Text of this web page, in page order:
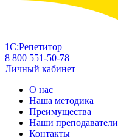
1С:Репетитор
8 800 551-50-78
Личный кабинет
О нас
Наша методика
Преимущества
Наши преподаватели
Контакты